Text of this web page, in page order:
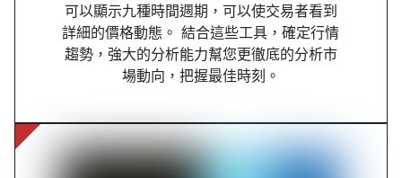
可以顯示九種時間週期，可以使交易者看到
詳細的價格動態。 結合這些工具，確定行情
趨勢，強大的分析能力幫您更徹底的分析市
場動向，把握最佳時刻。